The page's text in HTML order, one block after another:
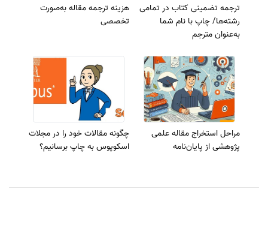
ترجمه تضمینی کتاب در تمامی
رشته‌ها/ چاپ با نام شما
به‌عنوان مترجم
هزینه ترجمه مقاله به‌صورت
تخصصی
مراحل استخراج مقاله علمی
پژوهشی از پایان‌نامه
چگونه مقالات خود را در مجلات
اسکوپوس به چاپ برسانیم؟